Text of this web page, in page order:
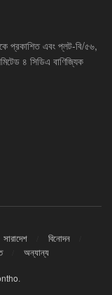
প্রকাশিত এবং প্লট-বি/৫৬,
৪ সিডিএ বাণিজ্যিক
সারাদেশ
বিনোদন
অন্যান্য
.